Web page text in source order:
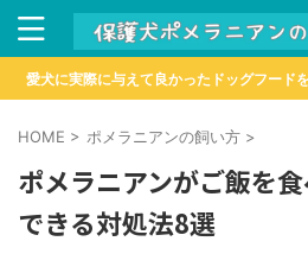
愛犬に実際に与えて良かったドッグフード
HOME > ポメラニアンの飼い方 >
ポメラニアンがご飯を
できる対処法8選